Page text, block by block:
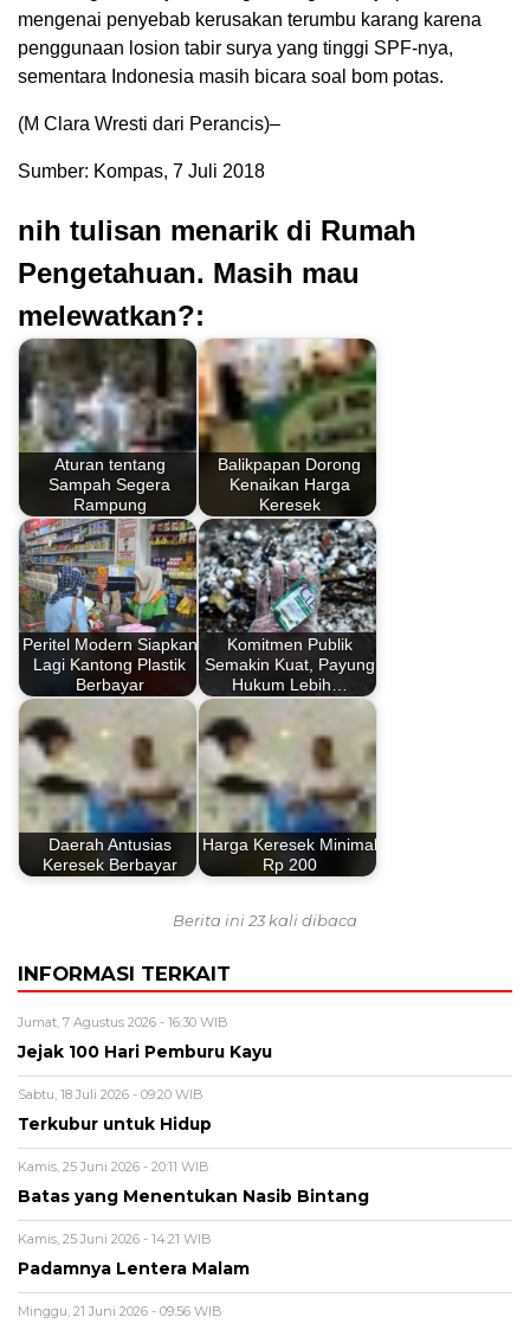
mengenai penyebab kerusakan terumbu karang karena
penggunaan losion tabir surya yang tinggi SPF-nya,
sementara Indonesia masih bicara soal bom potas.
(M Clara Wresti dari Perancis)–
Sumber: Kompas, 7 Juli 2018
nih tulisan menarik di Rumah
Pengetahuan. Masih mau
melewatkan?:
Aturan tentang
Sampah Segera
Rampung
Balikpapan Dorong
Kenaikan Harga
Keresek
Peritel Modern Siapkan
Lagi Kantong Plastik
Berbayar
Komitmen Publik
Semakin Kuat, Payung
Hukum Lebih…
Daerah Antusias
Keresek Berbayar
Harga Keresek Minimal
Rp 200
Berita ini 23 kali dibaca
INFORMASI TERKAIT
Jumat, 7 Agustus 2026 - 16:30 WIB
Jejak 100 Hari Pemburu Kayu
Sabtu, 18 Juli 2026 - 09:20 WIB
Terkubur untuk Hidup
Kamis, 25 Juni 2026 - 20:11 WIB
Batas yang Menentukan Nasib Bintang
Kamis, 25 Juni 2026 - 14:21 WIB
Padamnya Lentera Malam
Minggu, 21 Juni 2026 - 09:56 WIB